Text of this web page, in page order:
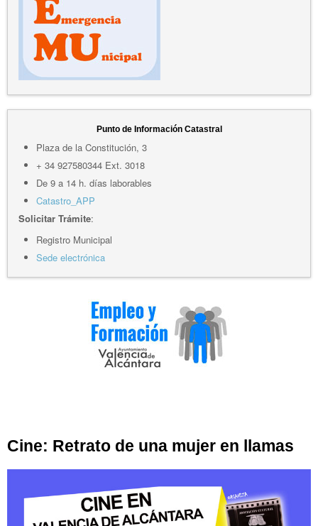
Punto de Información Catastral
Plaza de la Constitución, 3
+ 34 927580344 Ext. 3018
De 9 a 14 h. días laborables
Catastro_APP
Solicitar Trámite:
Registro Municipal
Sede electrónica
Cine: Retrato de una mujer en llamas